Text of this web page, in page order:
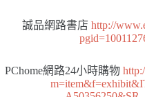
誠品網路書店http://
PChome網路24小時購物